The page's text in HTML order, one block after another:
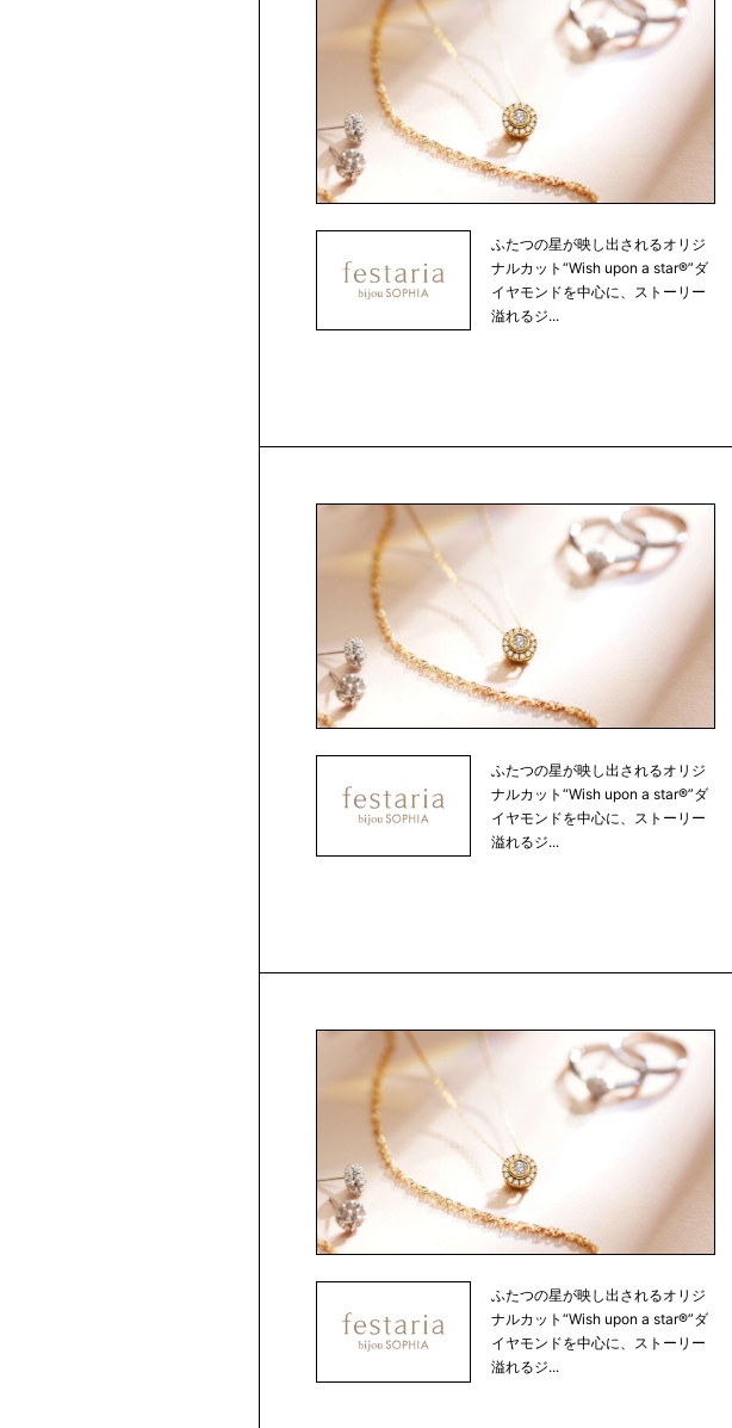
ふたつの星が映し出されるオリジ
ナルカット“Wish upon a star®︎”ダ
イヤモンドを中心に、ストーリー
溢れるジ...
ふたつの星が映し出されるオリジ
ナルカット“Wish upon a star®︎”ダ
イヤモンドを中心に、ストーリー
溢れるジ...
ふたつの星が映し出されるオリジ
ナルカット“Wish upon a star®︎”ダ
イヤモンドを中心に、ストーリー
溢れるジ...